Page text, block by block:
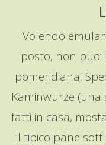
Volendo
posto, non
pomeridiana!
Kaminwurze (una
fatti in casa,
il tipico pane